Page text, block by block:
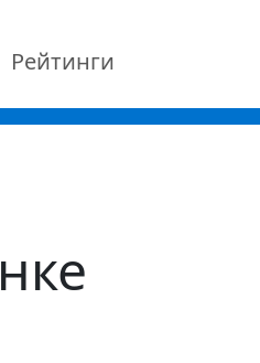
Рейтинги